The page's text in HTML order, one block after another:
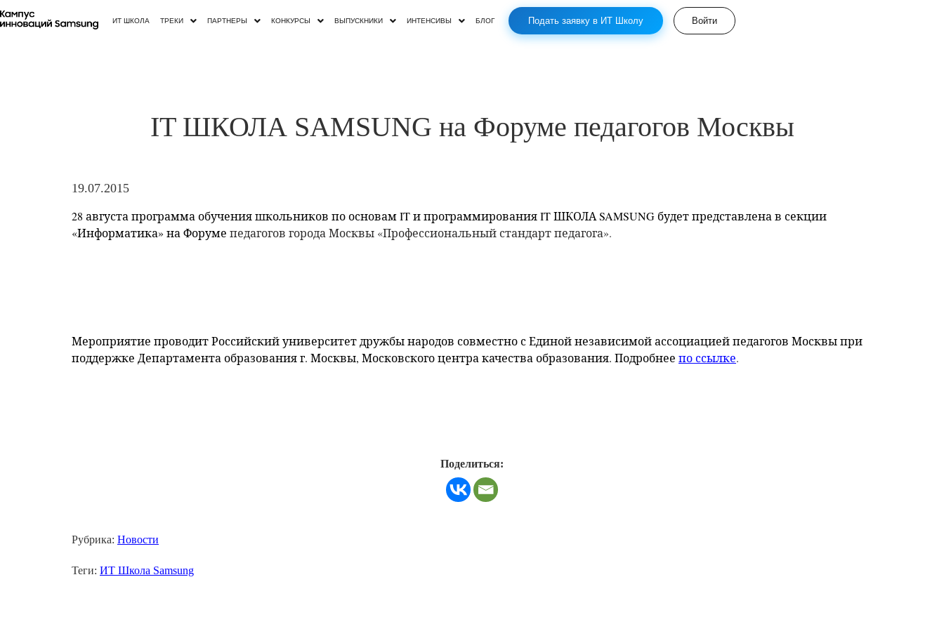
ИТ ШКОЛА ТРЕКИ ПАРТНЕРЫ КОНКУРСЫ ВЫПУСКНИКИ ИНТЕНСИВЫ БЛОГ Подать заявку в ИТ Школу Войти
IT ШКОЛА SAMSUNG на Форуме педагогов Москвы
19.07.2015
28 августа программа обучения школьников по основамITипрограммированияITШКОЛАSAMSUNGбудет представлена в секции
«Информатика» на Форуме педагогов города Москвы «Профессиональный стандарт педагога».
Мероприятие проводит Российский университет дружбы народов совместно с Единой независимой ассоциацией педагогов Москвы при
поддержке Департамента образования г. Москвы, Московского центра качества образования. Подробнее по ссылке.
Поделиться:
Рубрика: Новости
Теги: ИТ Школа Samsung